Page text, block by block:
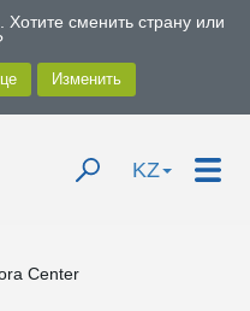
сменить страну или
KZ
Center